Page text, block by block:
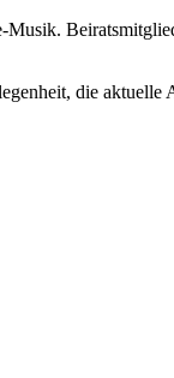
Musik.
die aktuelle